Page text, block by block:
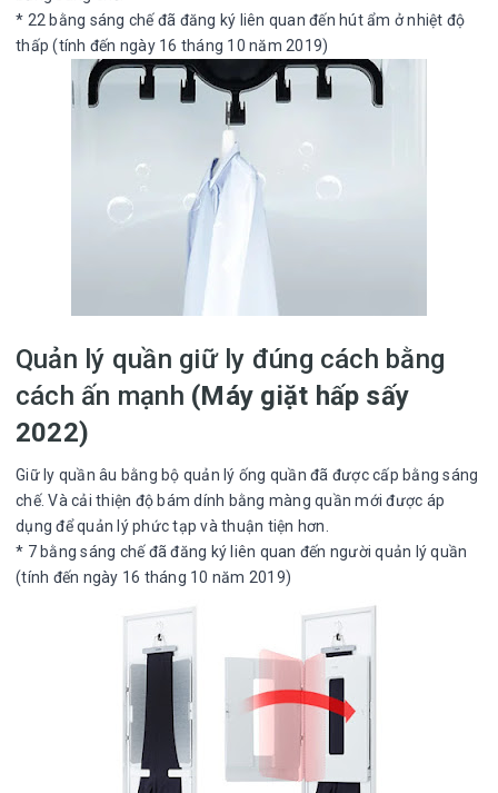
* 22 bằng sáng chế đã đăng ký liên quan đến hút ẩm ở nhiệt độ
thấp (tính đến ngày 16 tháng 10 năm 2019)
Quản lý quần giữ ly đúng cách bằng
cách ấn mạnh (Máy giặt hấp sấy
2022)
Giữ ly quần âu bằng bộ quản lý ống quần đã được cấp bằng sáng
chế. Và cải thiện độ bám dính bằng màng quần mới được áp
dụng để quản lý phức tạp và thuận tiện hơn.
* 7 bằng sáng chế đã đăng ký liên quan đến người quản lý quần
(tính đến ngày 16 tháng 10 năm 2019)